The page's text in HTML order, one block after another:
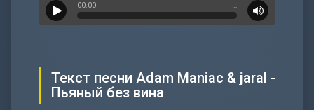
00:00 …
Текст песни Adam Maniac & jaral -
Пьяный без вина